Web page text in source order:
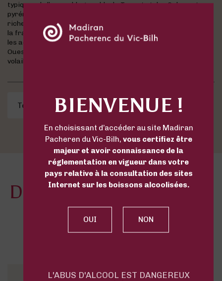
typiques de l’assemblage noble du Tannat et des Cabernets
pyrénéens récoltés à juste maturité. La bouche présente la
richesse des vins de Madiran en laissant une grande place à
la fraicheur et à l’équilibre. Ce vin révèlera simplement tous
les accords classiques de la cuisine traditionnelle du Sud-
Ouest France (charcuterie fine, viandes rouges juteuses,
volailles rôties...)
Télécharger la fiche produit
DÉCOUVREZ LES AUTRES
VINS
du Chai Doléris
BIENVENUE !
En choisissant d’accéder au site Madiran
Pacheren du Vic-Bilh, vous certifiez être
majeur et avoir connaissance de la
réglementation en vigueur dans votre
pays relative à la consultation des sites
Internet sur les boissons alcoolisées.
L'ABUS D'ALCOOL EST DANGEREUX